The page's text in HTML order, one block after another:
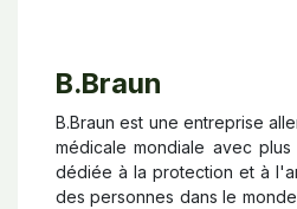
B.Braun
B.Braun est une entreprise
médicale mondiale avec
dédiée à la protection et à
des personnes dans le